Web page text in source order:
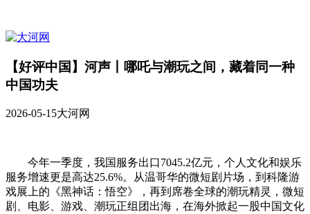
【好评中国】河声丨哪吒与潮玩之间，藏着同一种
中国功夫
2026-05-15大河网
今年一季度，我国服务出口7045.2亿元，个人文化和娱乐
服务增速更是高达25.6%。从温哥华的微短剧片场，到科隆游
戏展上的《黑神话：悟空》，再到席卷全球的潮玩精灵，微短
剧、电影、游戏、潮玩正组团出海，在海外掀起一股中国文化